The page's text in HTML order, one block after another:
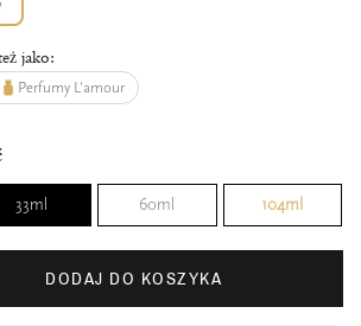
jako:
Perfumy L'amour
33ml 60ml 104ml
DODAJ DO KOSZYKA